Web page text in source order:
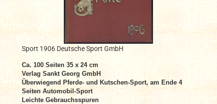
Sport 1906 Deutsche Sport GmbH
Ca. 100 Seiten 35 x 24 cm
Verlag Sankt Georg GmbH
Überwiegend Pferde- und Kutschen-Sport, am Ende 4
Seiten Automobil-Sport
Leichte Gebrauchsspuren